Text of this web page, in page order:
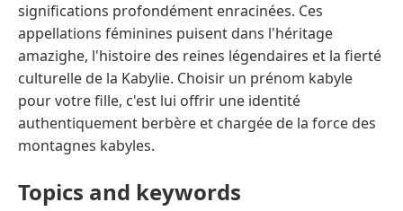
significations profondément enracinées. Ces
appellations féminines puisent dans l'héritage
amazighe, l'histoire des reines légendaires et la fierté
culturelle de la Kabylie. Choisir un prénom kabyle
pour votre fille, c'est lui offrir une identité
authentiquement berbère et chargée de la force des
montagnes kabyles.
Topics and keywords